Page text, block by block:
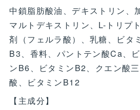
中鎖脂肪酸油、デキストリン、
マルトデキストリン、L-トリプ
剤（フェルラ酸）、乳糖、ビタ
B3、香料、パントテン酸Ca、
ンB6、ビタミンB2、クエン酸
酸、ビタミンB12
【主成分】